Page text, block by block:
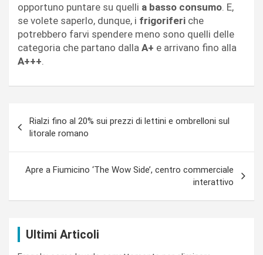
opportuno puntare su quelli a basso consumo. E,
se volete saperlo, dunque, i frigoriferi che
potrebbero farvi spendere meno sono quelli delle
categoria che partano dalla A+ e arrivano fino alla
A+++.
articoli
Rialzi fino al 20% sui prezzi di lettini e ombrelloni sul
litorale romano
Apre a Fiumicino ‘The Wow Side’, centro commerciale
interattivo
Ultimi Articoli